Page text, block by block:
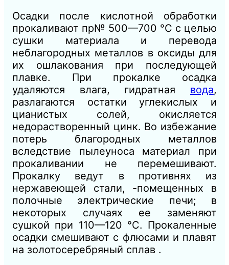
Осадки после кислотной обработки
прокаливают пр№ 500—700 °С с целью
сушки материала и перевода
неблагородных металлов в оксиды для
их ошлакования при последующей
плавке. При прокалке осадка
удаляются влага, гидратная вода,
разлагаются остатки углекислых и
цианистых солей, окисляется
недорастворенный цинк. Во избежание
потерь благородных металлов
вследствие пылеуноса материал при
прокаливании не перемешивают.
Прокалку ведут в противнях из
нержавеющей стали, -помещенных в
полочные электрические печи; в
некоторых случаях ее заменяют
сушкой при 110—120 °С. Прокаленные
осадки смешивают с флюсами и плавят
на золотосеребряный сплав .